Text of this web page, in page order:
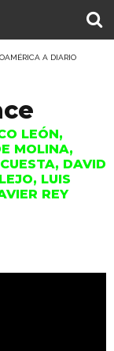
A DIARIO
LEÓN,
MOLINA,
DAVID
LUIS
REY